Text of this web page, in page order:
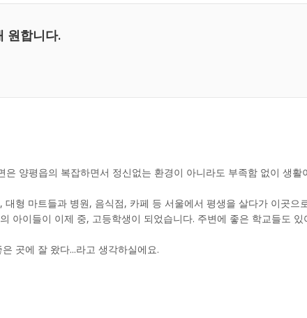
원합니다.
양평읍의 복잡하면서 정신없는 환경이 아니라도 부족함 없이 생
형 마트들과 병원, 음식점, 카페 등 서울에서 평생을 살다가 이곳으
아이들이 이제 중, 고등학생이 되었습니다. 주변에 좋은 학교들도
곳에 잘 왔다...라고 생각하실에요.